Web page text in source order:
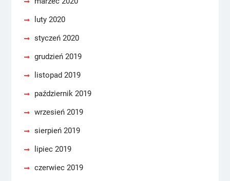
luty 2020
styczeń 2020
grudzień 2019
listopad 2019
październik 2019
wrzesień 2019
sierpień 2019
lipiec 2019
czerwiec 2019